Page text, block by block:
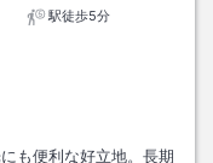
駅徒歩5分
も便利な好立地。長期